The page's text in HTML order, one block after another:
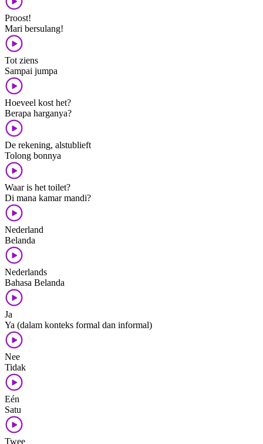
Proost!
Mari bersulang!
Tot ziens
Sampai jumpa
Hoeveel kost het?
Berapa harganya?
De rekening, alstublieft
Tolong bonnya
Waar is het toilet?
Di mana kamar mandi?
Nederland
Belanda
Nederlands
Bahasa Belanda
Ja
Ya (dalam konteks formal dan informal)
Nee
Tidak
Eén
Satu
Twee